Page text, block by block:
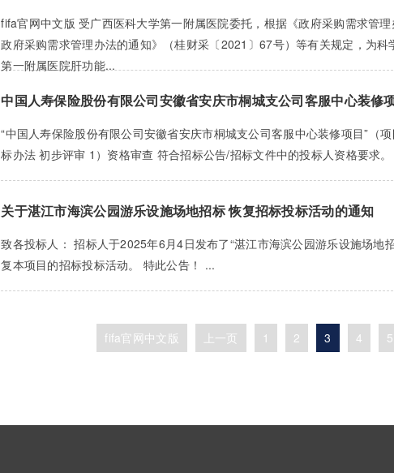
fifa官网中文版 受广西医科大学第一附属医院委托，根据《政府采购需求管
政府采购需求管理办法的通知》（桂财采〔2021〕67号）等有关规定，为
第一附属医院肝功能...
中国人寿保险股份有限公司安徽省安庆市桐城支公司客服中心装修
“中国人寿保险股份有限公司安徽省安庆市桐城支公司客服中心装修项目”
标办法 初步评审 1）资格审查 符合招标公告/招标文件中的投标人资格要求
关于湛江市海滨公园游乐设施场地招标 恢复招标投标活动的通知
致各投标人： 招标人于2025年6月4日发布了“湛江市海滨公园游乐设施场
复本项目的招标投标活动。 特此公告！ ...
fifa官网中文版 上一页 1 2 3 4 5